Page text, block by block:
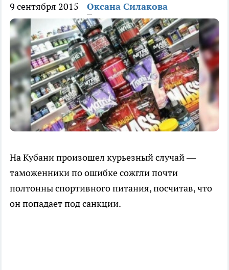
9 сентября 2015 Оксана Силакова
На Кубани произошел курьезный случай —
таможенники по ошибке сожгли почти
полтонны спортивного питания, посчитав, что
он попадает под санкции.